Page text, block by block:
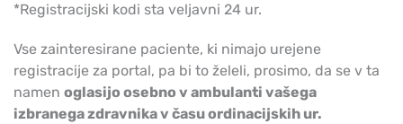
*Registracijski kodi sta veljavni 24 ur.
Vse zainteresirane paciente, ki nimajo urejene
registracije za portal, pa bi to želeli, prosimo, da se v ta
namen oglasijo osebno v ambulanti vašega
izbranega zdravnika v času ordinacijskih ur.